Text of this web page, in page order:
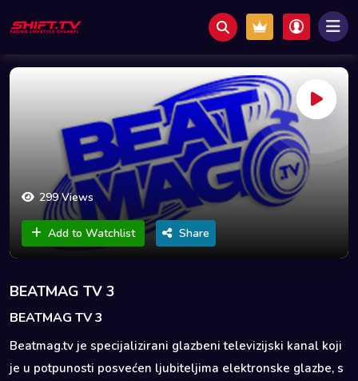
299 Views
Add to Watchlist Share
BEATMAG TV 3
BEATMAG TV 3
Beatmag.tv je specijalizirani glazbeni televizijski kanal koji
je u potpunosti posvećen ljubiteljima elektronske glazbe, s